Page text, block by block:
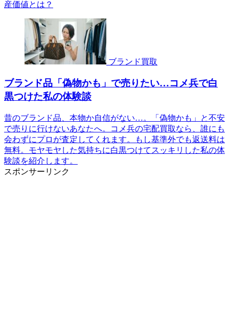
産価値とは？
ブランド買取
ブランド品「偽物かも」で売りたい…コメ兵で白
黒つけた私の体験談
昔のブランド品、本物か自信がない…。「偽物かも」と不安
で売りに行けないあなたへ。コメ兵の宅配買取なら、誰にも
会わずにプロが査定してくれます。もし基準外でも返送料は
無料。モヤモヤした気持ちに白黒つけてスッキリした私の体
験談を紹介します。
スポンサーリンク